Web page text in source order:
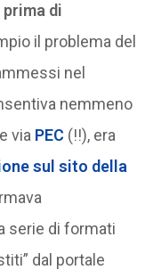
di
il problema del
nel
nemmeno
via PEC (!!), era
sul sito della
serie di formati
dal portale